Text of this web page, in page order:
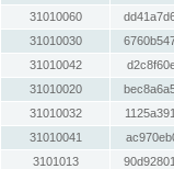
31010060
31010030
31010042
31010020
31010032
31010041
3101013